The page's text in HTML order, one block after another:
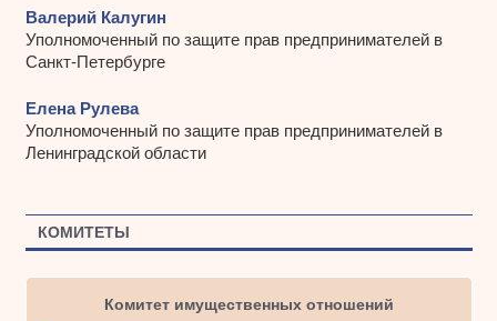
Валерий Калугин
Уполномоченный по защите прав предпринимателей в
Санкт-Петербурге
Елена Рулева
Уполномоченный по защите прав предпринимателей в
Ленинградской области
КОМИТЕТЫ
Комитет имущественных отношений